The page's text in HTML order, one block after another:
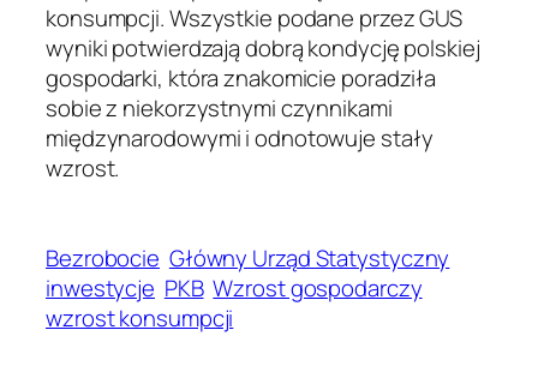
konsumpcji. Wszystkie podane przez GUS
wyniki potwierdzają dobrą kondycję polskiej
gospodarki, która znakomicie poradziła
sobie z niekorzystnymi czynnikami
międzynarodowymi i odnotowuje stały
wzrost.
Bezrobocie Główny Urząd Statystyczny
inwestycje PKB Wzrost gospodarczy
wzrost konsumpcji